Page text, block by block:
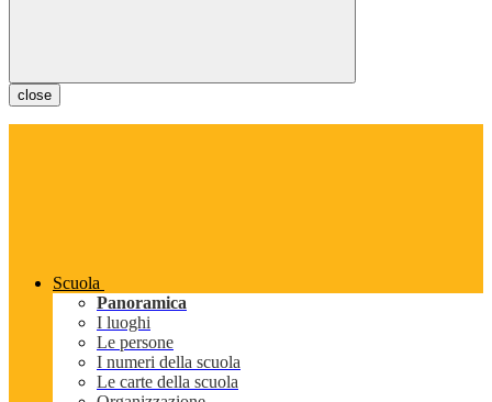
close
Scuola
Panoramica
I luoghi
Le persone
I numeri della scuola
Le carte della scuola